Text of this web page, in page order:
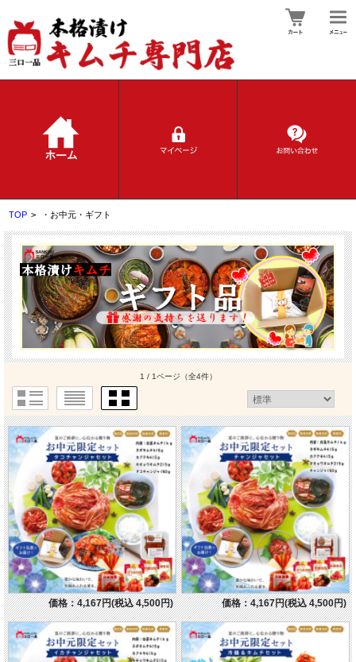
TOP > ・お中元・ギフト
1 / 1ページ （全4件）
価格：4,167円(税込 4,500円) 価格：4,167円(税込 4,500円)